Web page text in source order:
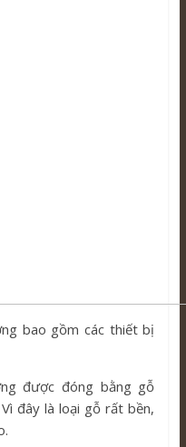
bao gồm các thiết bị
được đóng bằng gỗ
đây là loại gỗ rất bền,